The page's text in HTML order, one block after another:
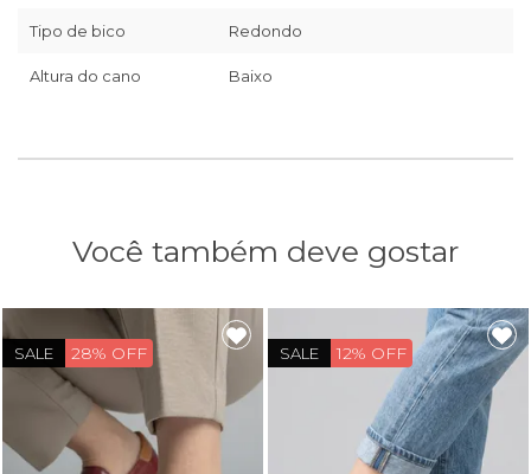
Tipo de bico Redondo
Altura do cano Baixo
Você também deve gostar
SALE 28% OFF SALE 12% OFF